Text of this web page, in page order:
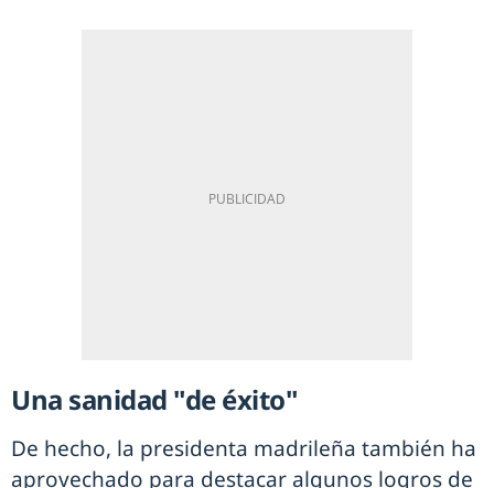
Una sanidad "de éxito"
De hecho, la presidenta madrileña también ha
aprovechado para destacar algunos logros de